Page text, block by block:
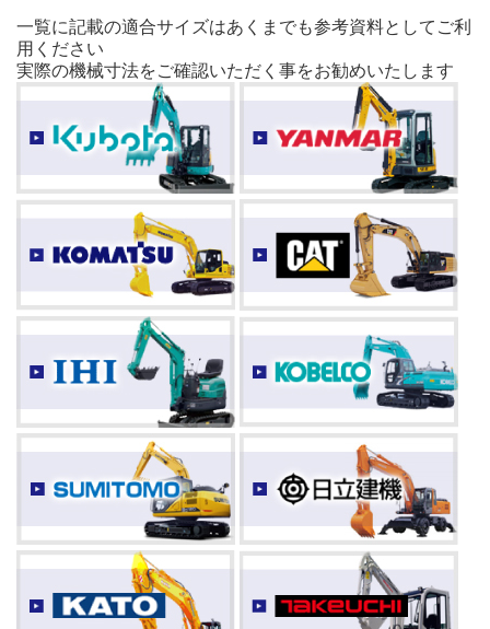
一覧に記載の適合サイズはあくまでも参考資料としてご利
用ください
実際の機械寸法をご確認いただく事をお勧めいたします